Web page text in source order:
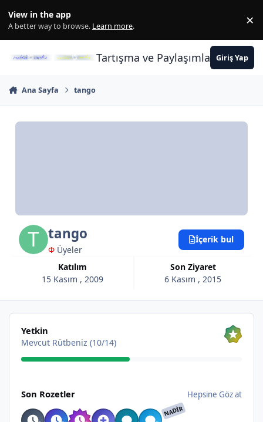
View in the app
A better way to browse. Learn more. ×
Tartışma ve PaylaşımlarınGiriş Yap
Ana Sayfa tango
tango
Φ Üyeler
Katılım
15 Kasım , 2009
Son Ziyaret
6 Kasım , 2015
İçerik bul
Hepsine Göz at
Yetkin
Mevcut Rütbeniz (10/14)
Son Rozetler Hepsine Göz at
NADIR